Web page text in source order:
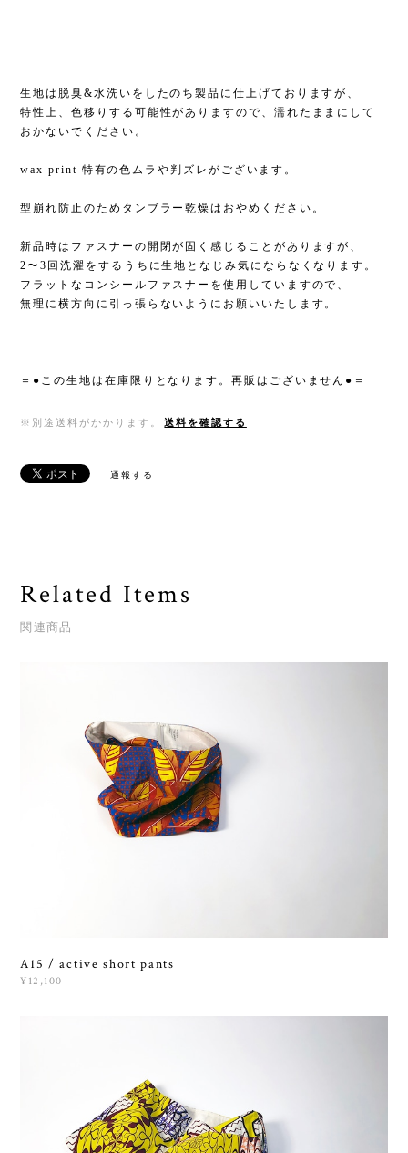
生地は脱臭&水洗いをしたのち製品に仕上げておりますが、
特性上、色移りする可能性がありますので、濡れたままにして
おかないでください。
wax print 特有の色ムラや判ズレがございます。
型崩れ防止のためタンブラー乾燥はおやめください。
新品時はファスナーの開閉が固く感じることがありますが、
2〜3回洗濯をするうちに生地となじみ気にならなくなります。
フラットなコンシールファスナーを使用していますので、
無理に横方向に引っ張らないようにお願いいたします。
＝●この生地は在庫限りとなります。再販はございません●＝
※別途送料がかかります。 送料を確認する
通報する
Related Items
関連商品
A15 / active short pants
¥12,100